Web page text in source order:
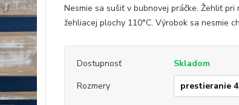
Nesmie sa sušiť v bubnovej práčke. Žehliť pri
žehliacej plochy 110°C. Výrobok sa nesmie
Dostupnosť
Skladom
Rozmery